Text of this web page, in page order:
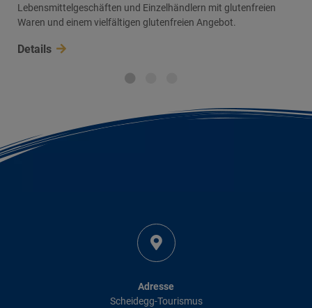
Lebensmittelgeschäften und Einzelhändlern mit glutenfreien
Waren und einem vielfältigen glutenfreien Angebot.
Details
Adresse
Scheidegg-Tourismus